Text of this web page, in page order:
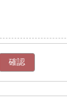
確認